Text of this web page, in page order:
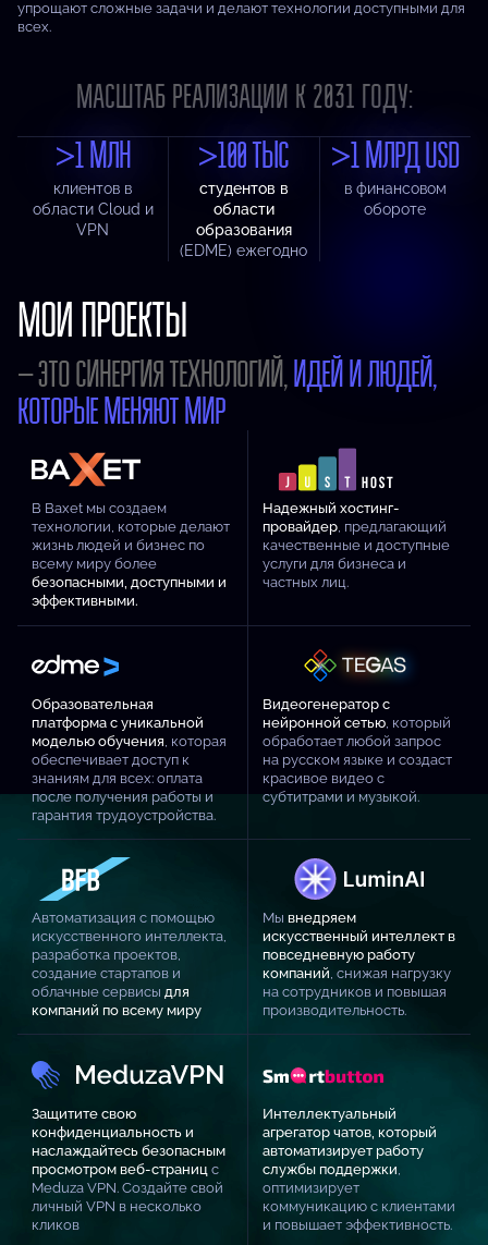
упрощают сложные задачи и делают технологии доступными для
всех.
МАСШТАБ РЕАЛИЗАЦИИ К 2031 ГОДУ:
>1 МЛН
клиентов в
области Cloud и
VPN
>100 ТЫС
студентов в
области
образования
(EDME) ежегодно
>1 МЛРД USD
в финансовом
обороте
МОИ ПРОЕКТЫ
– ЭТО СИНЕРГИЯ ТЕХНОЛОГИЙ, ИДЕЙ И ЛЮДЕЙ,
КОТОРЫЕ МЕНЯЮТ МИР
В Baxet мы создаем
технологии, которые делают
жизнь людей и бизнес по
всему миру более
безопасными, доступными и
эффективными.
Надежный хостинг-
провайдер, предлагающий
качественные и доступные
услуги для бизнеса и
частных лиц.
Образовательная
платформа с уникальной
моделью обучения , которая
обеспечивает доступ к
знаниям для всех: оплата
после получения работы и
гарантия трудоустройства.
Видеогенератор с
нейронной сетью, который
обработает любой запрос
на русском языке и создаст
красивое видео с
субтитрами и музыкой.
Автоматизация с помощью
искусственного интеллекта,
разработка проектов,
создание стартапов и
облачные сервисыдля
компаний по всему миру
Мы внедряем
искусственный интеллект в
повседневную работу
компаний, снижая нагрузку
на сотрудников и повышая
производительность.
Защитите свою
конфиденциальность и
наслаждайтесь безопасным
просмотром веб-страниц с
Meduza VPN. Создайте свой
личный VPN в несколько
кликов
Интеллектуальный
агрегатор чатов, который
автоматизирует работу
службы поддержки
оптимизирует
коммуникацию с клиентами
и повышает эффективность.